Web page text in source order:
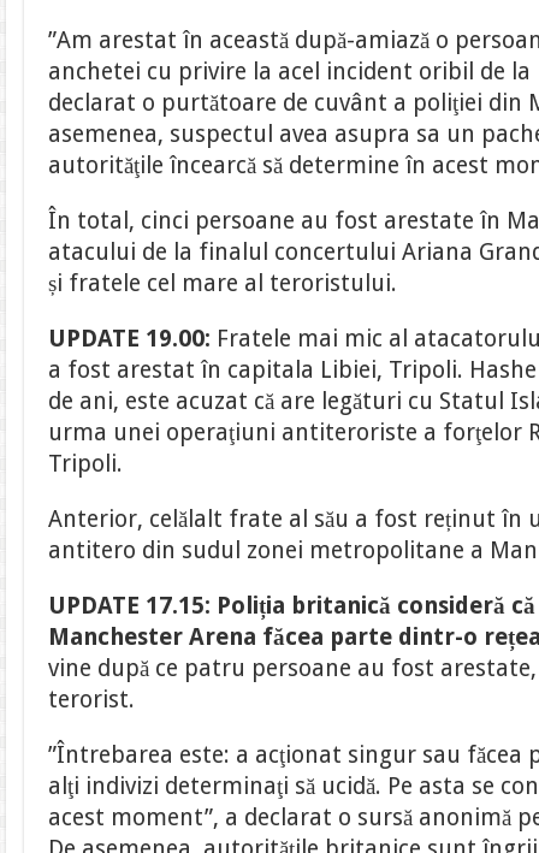
”Am arestat în această după-amiază o
anchetei cu privire la acel incident oribil de la
declarat o purtătoare de cuvânt a poliţiei din
asemenea, suspectul avea asupra sa un
autorităţile încearcă să determine în acest
În total, cinci persoane au fost arestate în
atacului de la finalul concertului Ariana
și fratele cel mare al teroristului.
UPDATE 19.00: Fratele mai mic al
a fost arestat în capitala Libiei, Tripoli.
de ani, este acuzat că are legături cu Statul
urma unei operaţiuni antiteroriste a forţelor
Tripoli.
Anterior, celălalt frate al său a fost reținut în
antitero din sudul zonei metropolitane a
UPDATE 17.15: Poliția britanică consideră
Manchester Arena făcea parte dintr-o
vine după ce patru persoane au fost
terorist.
”Întrebarea este: a acţionat singur sau
alţi indivizi determinaţi să ucidă. Pe asta se
acest moment”, a declarat o sursă anonimă